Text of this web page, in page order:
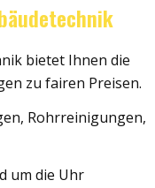
bietet Ihnen die
zu fairen Preisen.
Rohrreinigungen,
um die Uhr